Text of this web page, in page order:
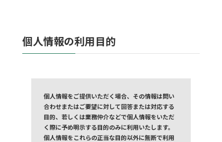
個人情報の利用目的
個人情報をご提供いただく場合、その情報は問い
合わせまたはご要望に対して回答または対応する
目的、若しくは業務仲介などで個人情報をいただ
く際に予め明示する目的のみに利用いたします。
個人情報をこれらの正当な目的以外に無断で利用